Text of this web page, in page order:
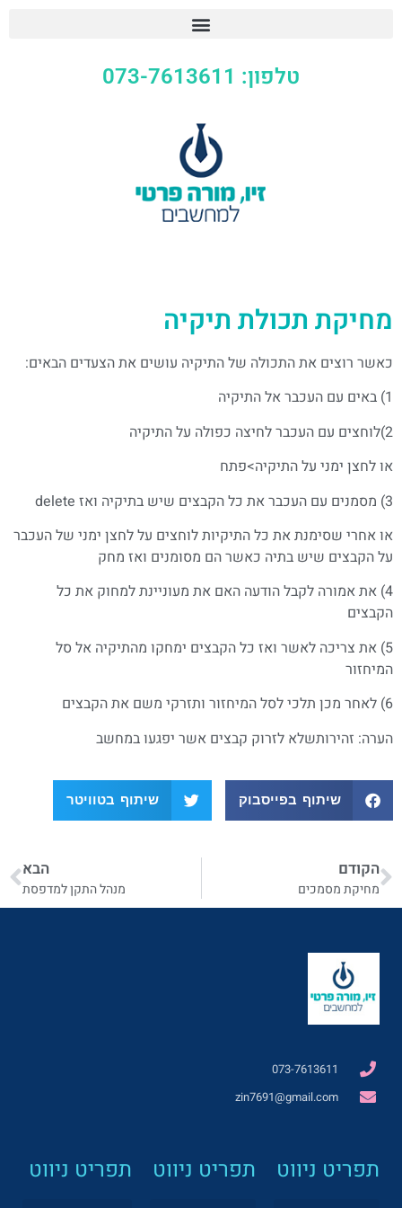
טלפון: 073-7613611
מחיקת תכולת תיקיה
כאשר רוצים את התכולה של התיקיה עושים את הצעדים הבאים:
1) באים עם העכבר אל התיקיה
2)לוחצים עם העכבר לחיצה כפולה על התיקיה
או לחצן ימני על התיקיה>פתח
3) מסמנים עם העכבר את כל הקבצים שיש בתיקיה ואז delete
או אחרי שסימנת את כל התיקיות לוחצים על לחצן ימני של העכבר
על הקבצים שיש בתיה כאשר הם מסומנים ואז מחק
4) את אמורה לקבל הודעה האם את מעוניינת למחוק את כל
הקבצים
5) את צריכה לאשר ואז כל הקבצים ימחקו מהתיקיה אל סל
המיחזור
6) לאחר מכן תלכי לסל המיחזור ותזרקי משם את הקבצים
הערה: זהירותשלא לזרוק קבצים אשר יפגעו במחשב
שיתוף בפייסבוק שיתוף בטוויטר
הקודם
מחיקת מסמכים
הבא
מנהל התקן למדפסת
073-7613611
zin7691@gmail.com
תפריט ניווט תפריט ניווט תפריט ניווט